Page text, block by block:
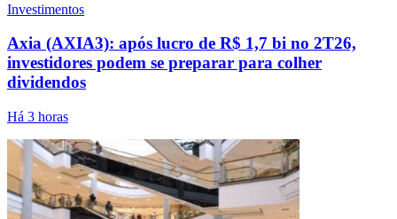
Investimentos
Axia (AXIA3): após lucro de R$ 1,7 bi no 2T26,
investidores podem se preparar para colher
dividendos
Há 3 horas